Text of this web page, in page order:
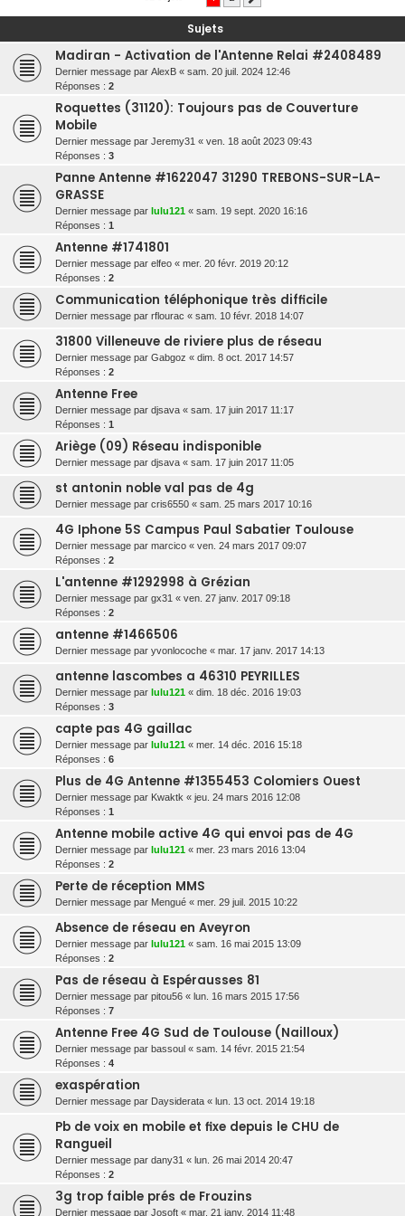
r
Sujets
Madiran - Activation de l'Antenne Relai #2408489
Dernier message par AlexB « sam. 20 juil. 2024 12:46
Réponses : 2
Roquettes (31120): Toujours pas de Couverture
Mobile
Dernier message par Jeremy31 « ven. 18 août 2023 09:43
Réponses : 3
Panne Antenne #1622047 31290 TREBONS-SUR-LA-
GRASSE
Dernier message par lulu121 « sam. 19 sept. 2020 16:16
Réponses : 1
Antenne #1741801
Dernier message par elfeo « mer. 20 févr. 2019 20:12
Réponses : 2
Communication téléphonique très difficile
Dernier message par rflourac « sam. 10 févr. 2018 14:07
31800 Villeneuve de riviere plus de réseau
Dernier message par Gabgoz « dim. 8 oct. 2017 14:57
Réponses : 2
Antenne Free
Dernier message par djsava « sam. 17 juin 2017 11:17
Réponses : 1
Ariège (09) Réseau indisponible
Dernier message par djsava « sam. 17 juin 2017 11:05
st antonin noble val pas de 4g
Dernier message par cris6550 « sam. 25 mars 2017 10:16
4G Iphone 5S Campus Paul Sabatier Toulouse
Dernier message par marcico « ven. 24 mars 2017 09:07
Réponses : 2
L'antenne #1292998 à Grézian
Dernier message par gx31 « ven. 27 janv. 2017 09:18
Réponses : 2
antenne #1466506
Dernier message par yvonlocoche « mar. 17 janv. 2017 14:13
antenne lascombes a 46310 PEYRILLES
Dernier message par lulu121 « dim. 18 déc. 2016 19:03
Réponses : 3
capte pas 4G gaillac
Dernier message par lulu121 « mer. 14 déc. 2016 15:18
Réponses : 6
Plus de 4G Antenne #1355453 Colomiers Ouest
Dernier message par Kwaktk « jeu. 24 mars 2016 12:08
Réponses : 1
Antenne mobile active 4G qui envoi pas de 4G
Dernier message par lulu121 « mer. 23 mars 2016 13:04
Réponses : 2
Perte de réception MMS
Dernier message par Mengué « mer. 29 juil. 2015 10:22
Absence de réseau en Aveyron
Dernier message par lulu121 « sam. 16 mai 2015 13:09
Réponses : 2
Pas de réseau à Espérausses 81
Dernier message par pitou56 « lun. 16 mars 2015 17:56
Réponses : 7
Antenne Free 4G Sud de Toulouse (Nailloux)
Dernier message par bassoul « sam. 14 févr. 2015 21:54
Réponses : 4
exaspération
Dernier message par Daysiderata « lun. 13 oct. 2014 19:18
Pb de voix en mobile et fixe depuis le CHU de
Rangueil
Dernier message par dany31 « lun. 26 mai 2014 20:47
Réponses : 2
3g trop faible prés de Frouzins
Dernier message par Josoft « mar. 21 janv. 2014 11:48